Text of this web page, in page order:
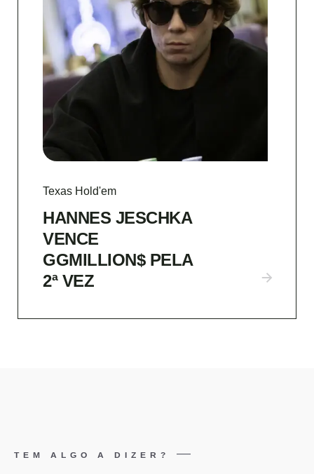
Texas Hold'em
HANNES JESCHKA
VENCE
GGMILLION$ PELA
2ª VEZ
TEM ALGO A DIZER?